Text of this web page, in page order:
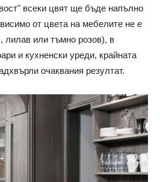
всеки цвят ще бъде напълно
от цвета на мебелите не е
лилав или тъмно розов), в
и кухненски уреди, крайната
очаквания резултат.